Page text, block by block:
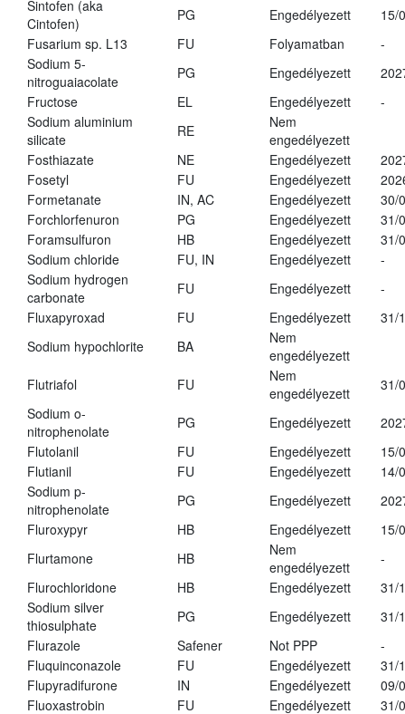
Sintofen (aka
Cintofen)
PG Engedélyezett
15/
Fusarium sp. L13
FU Folyamatban
-
Sodium 5-
nitroguaiacolate
PG Engedélyezett
Fructose
EL Engedélyezett
-
Sodium aluminium
silicate
RE
Nem
engedélyezett
Fosthiazate
NE Engedélyezett
Fosetyl
FU Engedélyezett
Formetanate
IN, AC Engedélyezett
30/
Forchlorfenuron
PG Engedélyezett
31/
Foramsulfuron
HB Engedélyezett
31/
Sodium chloride
FU, IN Engedélyezett
-
Sodium hydrogen
carbonate
FU Engedélyezett
-
Fluxapyroxad
FU Engedélyezett
31/
Sodium hypochlorite
BA
Nem
engedélyezett
Flutriafol
FU
Nem
engedélyezett
31/
Sodium o-
nitrophenolate
PG Engedélyezett
Flutolanil
FU Engedélyezett
15/
Flutianil
FU Engedélyezett
14/
Sodium p-
nitrophenolate
PG Engedélyezett
Fluroxypyr
HB Engedélyezett
15/
Flurtamone
HB
Nem
engedélyezett
-
Flurochloridone
HB Engedélyezett
31/
Sodium silver
thiosulphate
PG Engedélyezett
31/
Flurazole
Safener Not PPP
-
Fluquinconazole
FU Engedélyezett
31/
Flupyradifurone
IN Engedélyezett
09/
Fluoxastrobin
FU Engedélyezett
31/